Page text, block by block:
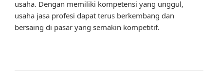
usaha. Dengan memiliki kompetensi yang unggul,
usaha jasa profesi dapat terus berkembang dan
bersaing di pasar yang semakin kompetitif.